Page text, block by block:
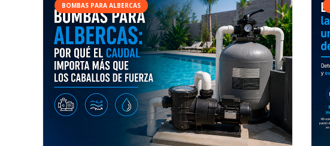
BOMBAS PARA ALBERCAS